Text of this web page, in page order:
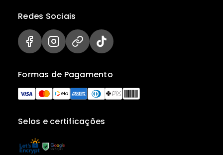
Selos e certificações
Formas de Pagamento
Redes Sociais